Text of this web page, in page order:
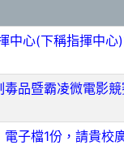
中心(下稱指揮中
品暨霸凌微電影
子檔1份，請貴校